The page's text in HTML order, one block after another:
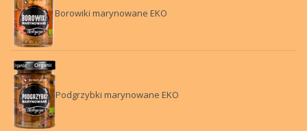
Borowiki marynowane EKO
Podgrzybki marynowane EKO